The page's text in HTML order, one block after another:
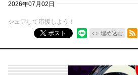
2026年07月02日
シェアして応援しよう！
ポスト
埋め込む
RSSフィード